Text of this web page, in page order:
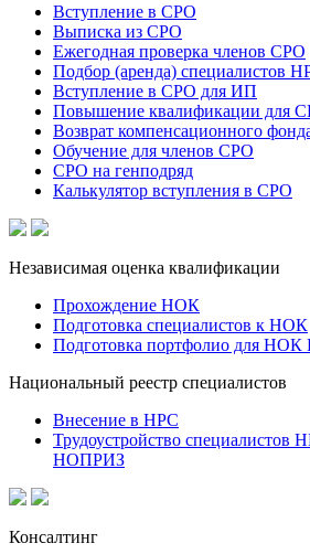
Вступление в СРО
Выписка из СРО
Ежегодная проверка членов СРО
Подбор (аренда) специалистов
Вступление в СРО для ИП
Повышение квалификации для
Возврат компенсационного
Обучение для членов СРО
СРО на генподряд
Калькулятор вступления в СРО
Независимая оценка квалификации
Прохождение НОК
Подготовка специалистов к НОК
Подготовка портфолио для
Национальный реестр специалистов
Внесение в НРС
Трудоустройство
НОПРИЗ
Консалтинг